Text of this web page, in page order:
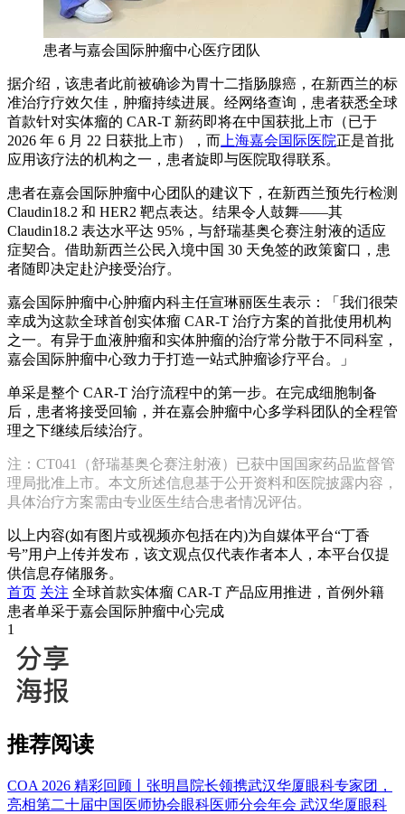
患者与嘉会国际肿瘤中心医疗团队
据介绍，该患者此前被确诊为胃十二指肠腺癌，在新西兰的标
准治疗疗效欠佳，肿瘤持续进展。经网络查询，患者获悉全球
首款针对实体瘤的 CAR-T 新药即将在中国获批上市（已于
2026 年 6 月 22 日获批上市），而 上海嘉会国际医院正是首批
应用该疗法的机构之一，患者旋即与医院取得联系。
患者在嘉会国际肿瘤中心团队的建议下，在新西兰预先行检测
Claudin18.2 和 HER2 靶点表达。结果令人鼓舞——其
Claudin18.2 表达水平达 95%，与舒瑞基奥仑赛注射液的适应
症契合。借助新西兰公民入境中国 30 天免签的政策窗口，患
者随即决定赴沪接受治疗。
嘉会国际肿瘤中心肿瘤内科主任宣琳丽医生表示：「我们很荣
幸成为这款全球首创实体瘤 CAR-T 治疗方案的首批使用机构
之一。有异于血液肿瘤和实体肿瘤的治疗常分散于不同科室，
嘉会国际肿瘤中心致力于打造一站式肿瘤诊疗平台。」
单采是整个 CAR-T 治疗流程中的第一步。在完成细胞制备
后，患者将接受回输，并在嘉会肿瘤中心多学科团队的全程管
理之下继续后续治疗。
注：CT041（舒瑞基奥仑赛注射液）已获中国国家药品监督管
理局批准上市。本文所述信息基于公开资料和医院披露内容，
具体治疗方案需由专业医生结合患者情况评估。
以上内容(如有图片或视频亦包括在内)为自媒体平台“丁香
号”用户上传并发布，该文观点仅代表作者本人，本平台仅提
供信息存储服务。
首页 关注 全球首款实体瘤 CAR-T 产品应用推进，首例外籍
患者单采于嘉会国际肿瘤中心完成
1
推荐阅读
COA 2026 精彩回顾丨张明昌院长领携武汉华厦眼科专家团，
亮相第二十届中国医师协会眼科医师分会年会 武汉华厦眼科